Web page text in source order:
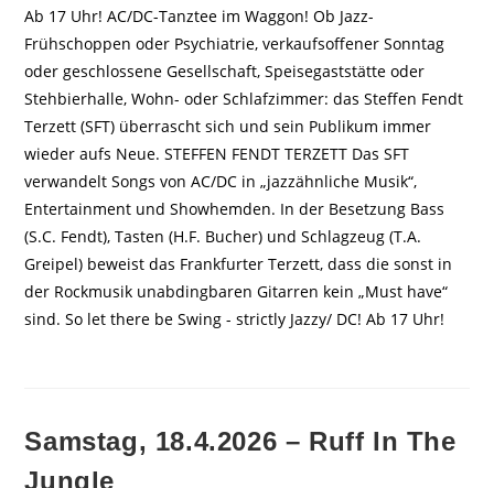
Ab 17 Uhr! AC/DC-Tanztee im Waggon! Ob Jazz-
Frühschoppen oder Psychiatrie, verkaufsoffener Sonntag
oder geschlossene Gesellschaft, Speisegaststätte oder
Stehbierhalle, Wohn- oder Schlafzimmer: das Steffen Fendt
Terzett (SFT) überrascht sich und sein Publikum immer
wieder aufs Neue. STEFFEN FENDT TERZETT Das SFT
verwandelt Songs von AC/DC in „jazzähnliche Musik“,
Entertainment und Showhemden. In der Besetzung Bass
(S.C. Fendt), Tasten (H.F. Bucher) und Schlagzeug (T.A.
Greipel) beweist das Frankfurter Terzett, dass die sonst in
der Rockmusik unabdingbaren Gitarren kein „Must have“
sind. So let there be Swing - strictly Jazzy/ DC! Ab 17 Uhr!
Samstag, 18.4.2026 – Ruff In The
Jungle